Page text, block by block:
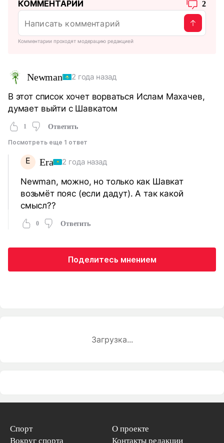
КОММЕНТАРИИ 2
Комментарии проходят модерацию редакцией
Newman 2 года назад
В этот список хочет ворваться Ислам Махачев,
думает выйти с Шавкатом
1 Ответить
Посмотреть еще 1 ответ
E Era 2 года назад
Newman, можно, но только как Шавкат
возьмёт пояс (если дадут). А так какой
смысл??
0 Ответить
Поделитесь мнением
Загрузка...
Спорт
Вокруг спорта
О проекте
Контакты редакции